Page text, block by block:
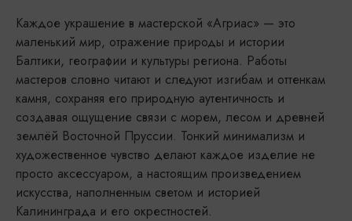
Каждое украшение в мастерской «Агриас» — это
маленький мир, отражение природы и истории
Балтики, географии и культуры региона. Работы
мастеров словно читают и следуют изгибам и оттенкам
камня, сохраняя его природную аутентичность и
создавая ощущение связи с морем, лесом и древней
землёй Восточной Пруссии. Тонкий минимализм и
художественное чувство делают каждое изделие не
просто аксессуаром, а настоящим произведением
искусства, наполненным светом и историей
Калининграда и его окрестностей.